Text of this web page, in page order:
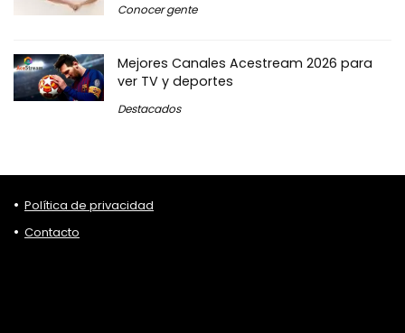
Conocer gente
Mejores Canales Acestream 2026 para
ver TV y deportes
Destacados
Política de privacidad
Contacto